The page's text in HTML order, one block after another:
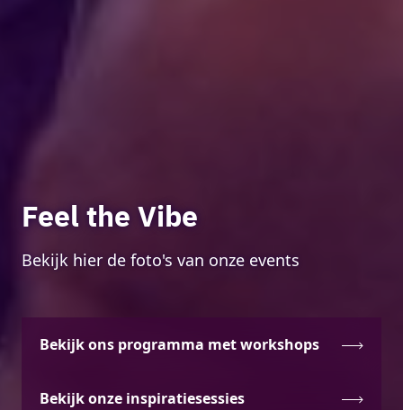
Feel the Vibe
Bekijk hier de foto's van onze events
Bekijk ons programma met workshops
Bekijk onze inspiratiesessies